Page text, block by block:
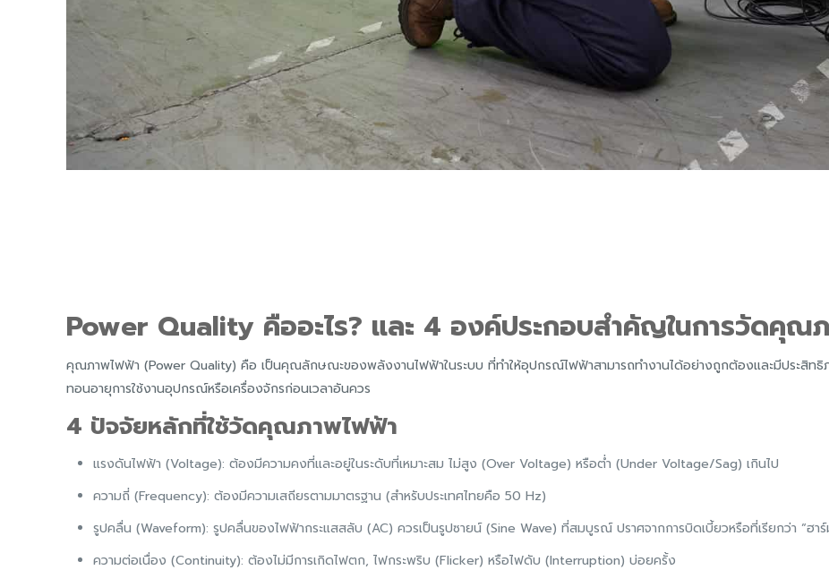
Power Quality คืออะไร? และ 4 องค์ประกอบสำคัญในการวัดคุณ
คุณภาพไฟฟ้า (Power Quality) คือ เป็นคุณลักษณะของพลังงานไฟฟ้าในระบบ ที่ทำให้อุปกรณ์ไฟฟ้าสามารถทำงานได้อย่างถูกต้องและมีประสิทธิ
ทอนอายุการใช้งานอุปกรณ์หรือเครื่องจักรก่อนเวลาอันควร
4 ปัจจัยหลักที่ใช้วัดคุณภาพไฟฟ้า
แรงดันไฟฟ้า (Voltage): ต้องมีความคงที่และอยู่ในระดับที่เหมาะสม ไม่สูง (Over Voltage) หรือต่ำ (Under Voltage/Sag) เกินไป
ความถี่ (Frequency): ต้องมีความเสถียรตามมาตรฐาน (สำหรับประเทศไทยคือ 50 Hz)
รูปคลื่น (Waveform): รูปคลื่นของไฟฟ้ากระแสสลับ (AC) ควรเป็นรูปซายน์ (Sine Wave) ที่สมบูรณ์ ปราศจากการบิดเบี้ยวหรือที่เรียกว่า “ฮา
ความต่อเนื่อง (Continuity): ต้องไม่มีการเกิดไฟตก, ไฟกระพริบ (Flicker) หรือไฟดับ (Interruption) บ่อยครั้ง